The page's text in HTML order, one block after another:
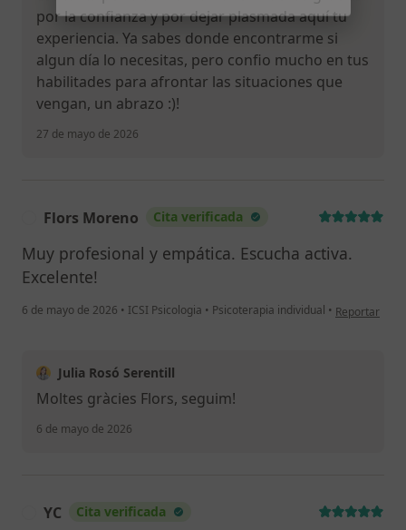
por la confianza y por dejar plasmada aquí tu
experiencia. Ya sabes donde encontrarme si
algun día lo necesitas, pero confio mucho en tus
habilitades para afrontar las situaciones que
vengan, un abrazo :)!
27 de mayo de 2026
Flors Moreno Cita verificada
Muy profesional y empática. Escucha activa.
Excelente!
6 de mayo de 2026 • ICSI Psicologia • Psicoterapia individual • en opinión
Reportar
Julia Rosó Serentill
Moltes gràcies Flors, seguim!
6 de mayo de 2026
YC Cita verificada